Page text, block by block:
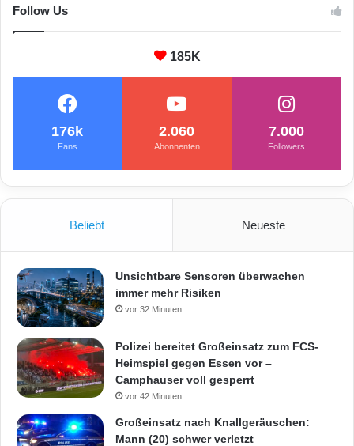
t
Follow Us
185K
176k
Fans
2.060
Abonnenten
7.000
Followers
Beliebt Neueste
Unsichtbare Sensoren überwachen
immer mehr Risiken
vor 32 Minuten
Polizei bereitet Großeinsatz zum FCS-
Heimspiel gegen Essen vor –
Camphauser voll gesperrt
vor 42 Minuten
Großeinsatz nach Knallgeräuschen:
Mann (20) schwer verletzt